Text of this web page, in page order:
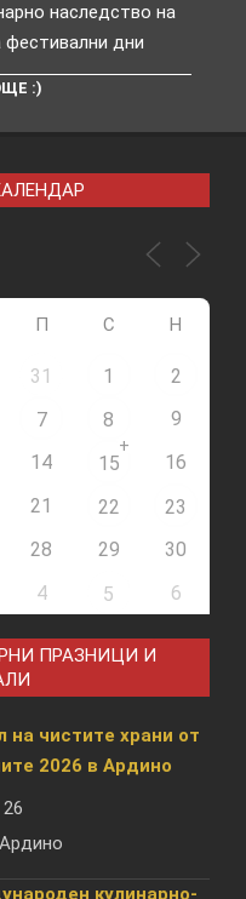
наследство на
дни
:)
П С Н
31 1
2
7 8
9
14 15
+
16
21 22
23
28 29
30
4 5 6
ПРАЗНИЦИ И
на чистите храни от
2026 в Ардино
26
кулинарно-